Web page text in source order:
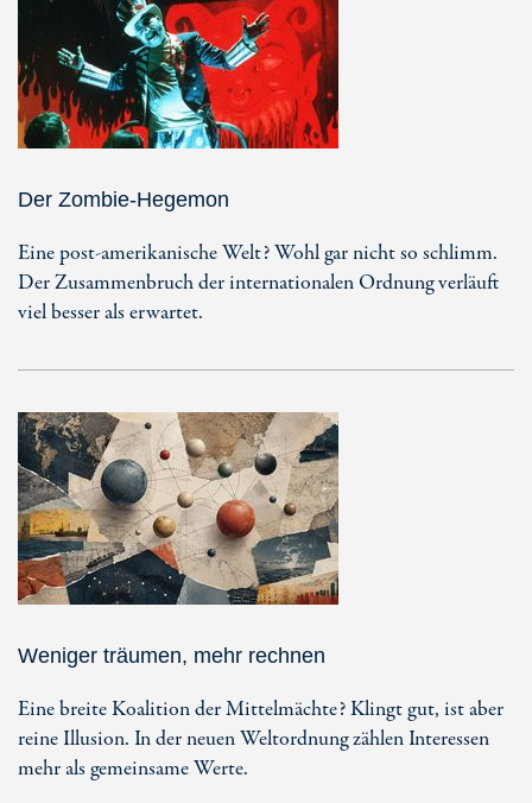
Der Zombie-Hegemon
Eine post-amerikanische Welt? Wohl gar nicht so schlimm.
Der Zusammenbruch der internationalen Ordnung verläuft
viel besser als erwartet.
Weniger träumen, mehr rechnen
Eine breite Koalition der Mittelmächte? Klingt gut, ist aber
reine Illusion. In der neuen Weltordnung zählen Interessen
mehr als gemeinsame Werte.